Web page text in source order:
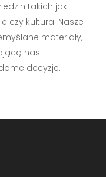
takich jak
czy kultura. Nasze
materiały,
nas
decyzje.